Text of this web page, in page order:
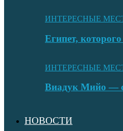
ИНТЕРЕСНЫЕ
Египет,
ИНТЕРЕСНЫЕ
Виадук Мийо —
НОВОСТИ